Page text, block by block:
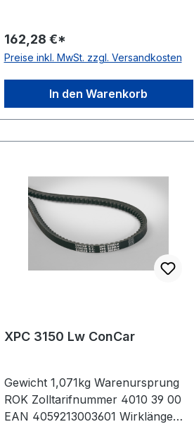
Hersteller ConCar Ausführung
flankenoffen, formgezahnt
Material Neoprene Zugstrang
Polyester Breite 22mm Höhe 18mm
162,28 €*
Preise inkl. MwSt. zzgl. Versandkosten
In den Warenkorb
XPC 3150 Lw ConCar
Gewicht 1,071kg Warenursprung
ROK Zolltarifnummer 4010 39 00
EAN 4059213003601 Wirklänge